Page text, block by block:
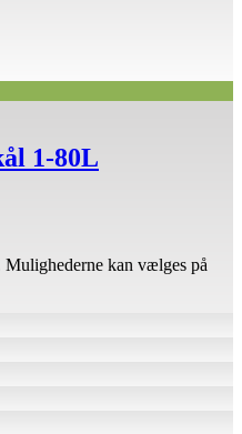
1-80L
Mulighederne kan vælges på